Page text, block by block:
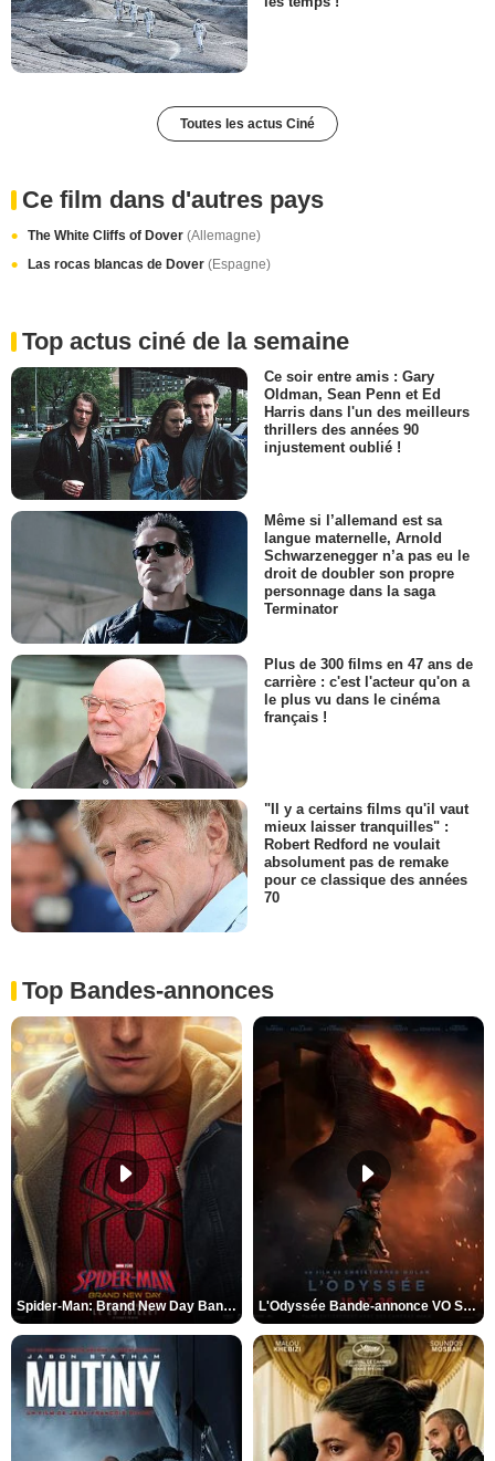
Toutes les actus Ciné
Ce film dans d'autres pays
The White Cliffs of Dover (Allemagne)
Las rocas blancas de Dover (Espagne)
Top actus ciné de la semaine
Ce soir entre amis : Gary
Oldman, Sean Penn et Ed
Harris dans l'un des meilleurs
thrillers des années 90
injustement oublié !
Même si l’allemand est sa
langue maternelle, Arnold
Schwarzenegger n’a pas eu le
droit de doubler son propre
personnage dans la saga
Terminator
Plus de 300 films en 47 ans de
carrière : c'est l'acteur qu'on a
le plus vu dans le cinéma
français !
"Il y a certains films qu'il vaut
mieux laisser tranquilles" :
Robert Redford ne voulait
absolument pas de remake
pour ce classique des années
70
Top Bandes-annonces
Spider-Man: Brand New Day Bande-annonce VO STFR L'Odyssée Bande-annonce VO STFR